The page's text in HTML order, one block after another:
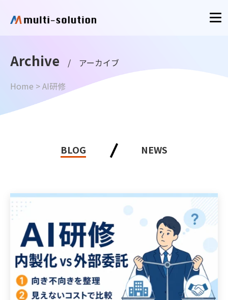
Archive / アーカイブ
Home >AI研修
BLOG NEWS